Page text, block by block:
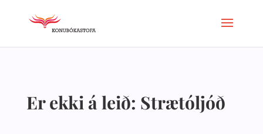
Er ekki á leið: Strætóljóð